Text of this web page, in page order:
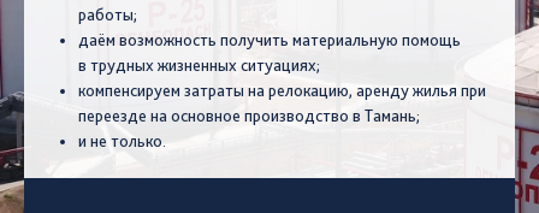
работы;
даём возможность получить материальную помощь
в трудных жизненных ситуациях;
компенсируем затраты на релокацию, аренду жилья при
переезде на основное производство в Тамань;
и не только.